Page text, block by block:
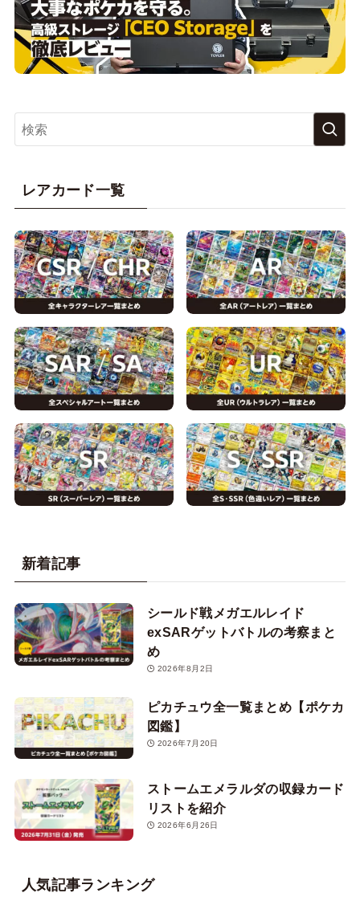
レアカード一覧
新着記事
シールド戦メガエルレイド
exSARゲットバトルの考察まと
め
2026年8月2日
ピカチュウ全一覧まとめ【ポケカ
図鑑】
2026年7月20日
ストームエメラルダの収録カード
リストを紹介
2026年6月26日
人気記事ランキング